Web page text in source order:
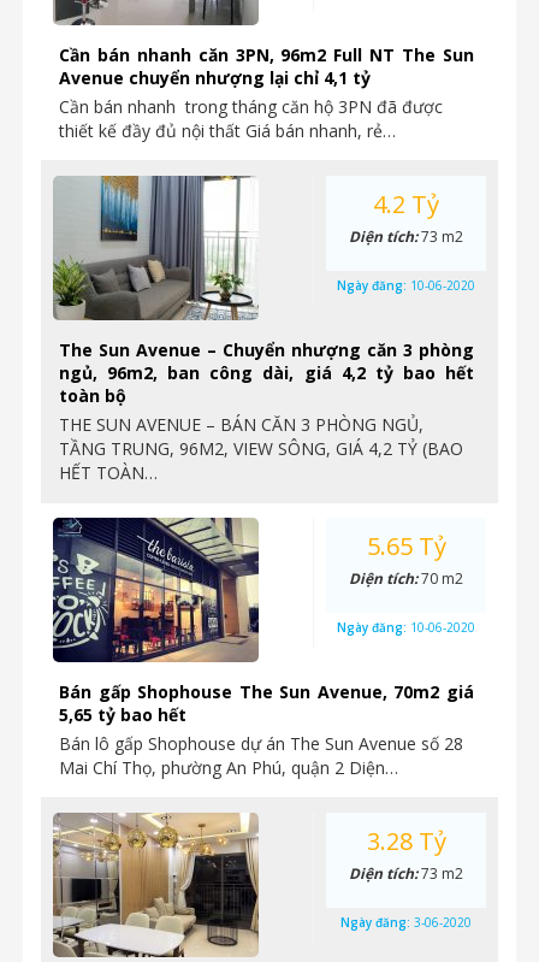
Cần bán nhanh căn 3PN, 96m2 Full NT The Sun
Avenue chuyển nhượng lại chỉ 4,1 tỷ
Cần bán nhanh trong tháng căn hộ 3PN đã được
thiết kế đầy đủ nội thất Giá bán nhanh, rẻ…
The Sun Avenue – Chuyển nhượng căn 3 phòng
ngủ, 96m2, ban công dài, giá 4,2 tỷ bao hết
toàn bộ
THE SUN AVENUE – BÁN CĂN 3 PHÒNG NGỦ,
TẦNG TRUNG, 96M2, VIEW SÔNG, GIÁ 4,2 TỶ (BAO
HẾT TOÀN…
4.2 Tỷ
Diện tích:73 m2
Ngày đăng: 10-06-2020
Bán gấp Shophouse The Sun Avenue, 70m2 giá
5,65 tỷ bao hết
Bán lô gấp Shophouse dự án The Sun Avenue số 28
Mai Chí Thọ, phường An Phú, quận 2 Diện…
5.65 Tỷ
Diện tích:70 m2
Ngày đăng: 10-06-2020
3.28 Tỷ
Diện tích:73 m2
Ngày đăng: 3-06-2020